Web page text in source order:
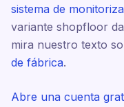
sistema de
variante shopfloor
mira nuestro texto
de fábrica.
Abre una cuenta